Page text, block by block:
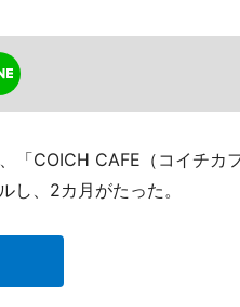
「COICH CAFE（コイチカ
し、2カ月がたった。